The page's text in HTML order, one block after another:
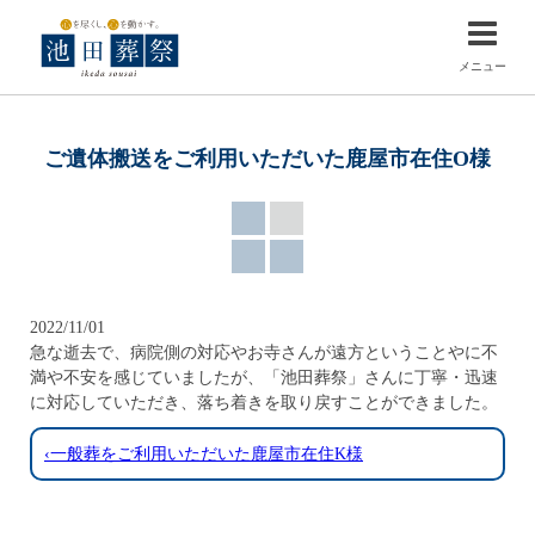
メニュー
ご遺体搬送をご利用いただいた鹿屋市在住O様
2022/11/01
急な逝去で、病院側の対応やお寺さんが遠方ということやに不
満や不安を感じていましたが、「池田葬祭」さんに丁寧・迅速
に対応していただき、落ち着きを取り戻すことができました。
‹一般葬をご利用いただいた鹿屋市在住K様